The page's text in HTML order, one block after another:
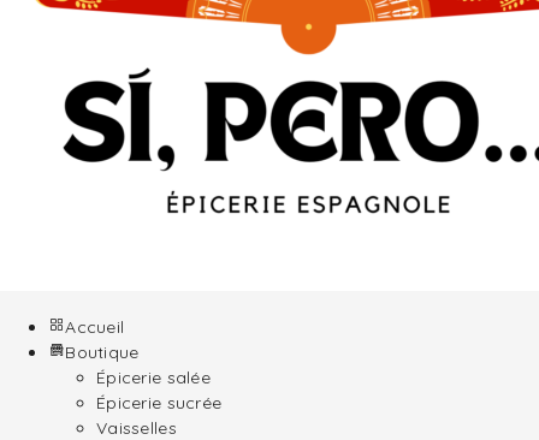
Accueil
Boutique
Épicerie salée
Épicerie sucrée
Vaisselles